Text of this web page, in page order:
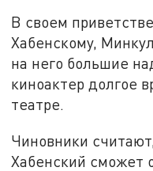
В своем
Хабенскому,
на него большие
киноактер долгое
театре.
Чиновники
Хабенский сможет